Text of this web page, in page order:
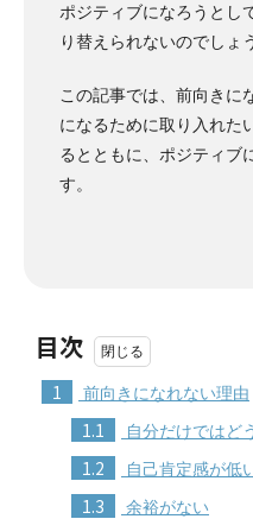
ポジティブになろうとし
り替えられないのでしょ
この記事では、前向きに
になるために取り入れた
るとともに、ポジティブ
す。
目次
1 前向きになれない理由
1.1 自分だけではど
1.2 自己肯定感が低
1.3 余裕がない